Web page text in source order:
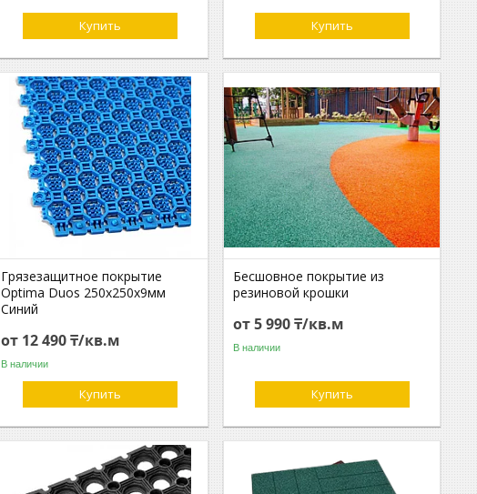
Купить Купить
Грязезащитное покрытие
Optima Duos 250х250х9мм
Синий
от 12 490 ₸/кв.м
В наличии
Купить
Бесшовное покрытие из
резиновой крошки
от 5 990 ₸/кв.м
В наличии
Купить